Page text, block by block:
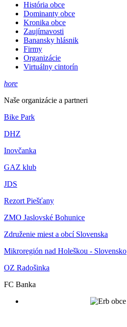
História obce
Dominanty obce
Kronika obce
Zaujímavosti
Banansky hlásnik
Firmy
Organizácie
Virtuálny cintorín
hore
Naše organizácie a partneri
Bike Park
DHZ
Inovčanka
GAZ klub
JDS
Rezort Piešťany
ZMO Jaslovské Bohunice
Združenie miest a obcí Slovenska
Mikroregión nad Holeškou - Slovensko
OZ Radošinka
FC Banka